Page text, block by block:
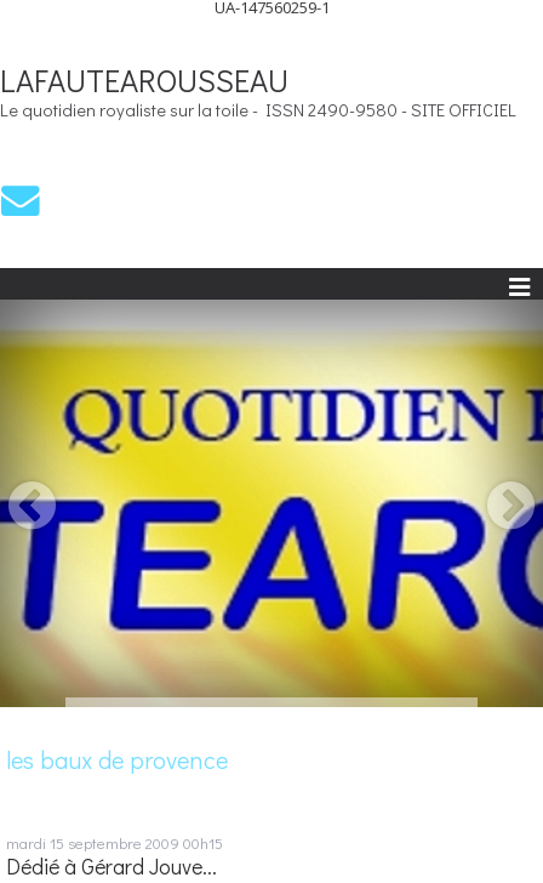
UA-147560259-1
LAFAUTEAROUSSEAU
Le quotidien royaliste sur la toile - ISSN 2490-9580 - SITE OFFICIEL
les baux de provence
mardi 15 septembre 2009 00h15
Dédié à Gérard Jouve...